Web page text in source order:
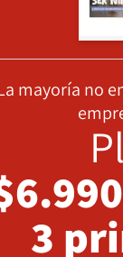
mayoría no
3